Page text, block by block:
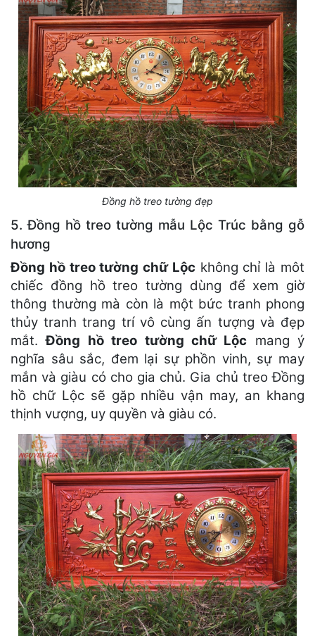
Đồng hồ treo tường đẹp
5. Đồng hồ treo tường mẫu Lộc Trúc bằng gỗ
hương
Đồng hồ treo tường chữ Lộckhông chỉ là môt
chiếc đồng hồ treo tường dùng để xem giờ
thông thường mà còn là một bức tranh phong
thủy tranh trang trí vô cùng ấn tượng và đẹp
mắt.Đồng hồ treo tường chữ Lộc mang ý
nghĩa sâu sắc, đem lại sự phồn vinh, sự may
mắn và giàu có cho gia chủ. Gia chủ treo Đồng
hồ chữ Lộc sẽ gặp nhiều vận may, an khang
thịnh vượng, uy quyền và giàu có.